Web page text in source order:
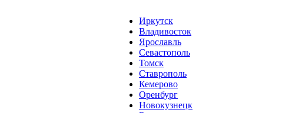
Иркутск
Владивосток
Ярославль
Севастополь
Томск
Ставрополь
Кемерово
Оренбург
Новокузнецк